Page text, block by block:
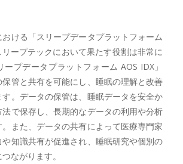
ける「スリープデータプラットフォーム
ープテックにおいて果たす役割は非常に
プデータプラットフォーム AOS IDX」
管と共有を可能にし、睡眠の理解と改善
。データの保管は、睡眠データを安全か
で保存し、長期的なデータの利用や分析
また、データの共有によって医療専門家
知識共有が促進され、睡眠研究や個別の
ながります。